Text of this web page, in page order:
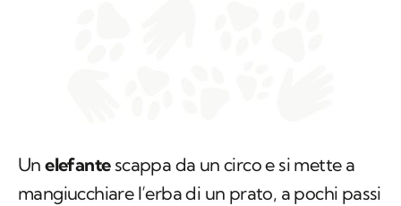
Unelefantescappa da un circo e si mette a
mangiucchiare l’erba di un prato, a pochi passi